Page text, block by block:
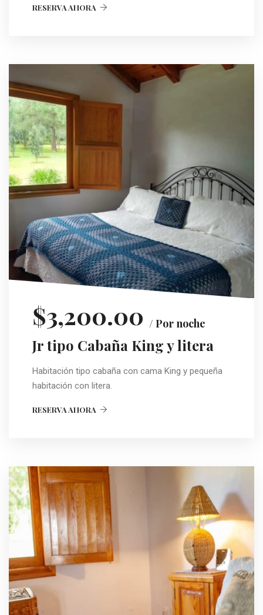
RESERVA AHORA
$3,200.00 / Por noche
Jr tipo Cabaña King y litera
Habitación tipo cabaña con cama King y pequeña
habitación con litera.
RESERVA AHORA